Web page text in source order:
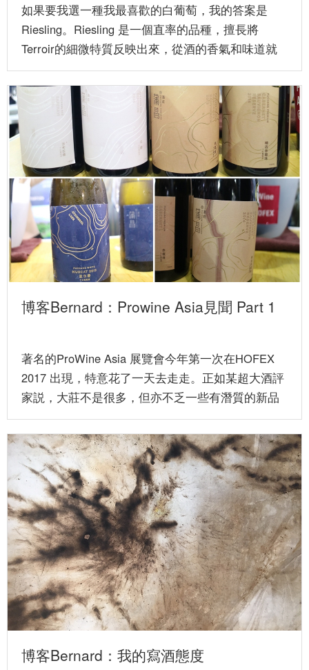
如果要我選一種我最喜歡的白葡萄，我的答案是
Riesling。Riesling 是一個直率的品種，擅長將
Terroir的細微特質反映出來，從酒的香氣和味道就
看到田...
博客Bernard：Prowine Asia見聞 Part 1
著名的ProWine Asia 展覽會今年第一次在HOFEX
2017 出現，特意花了一天去走走。正如某超大酒評
家説，大莊不是很多，但亦不乏一些有潛質的新品
在港...
博客Bernard：我的寫酒態度